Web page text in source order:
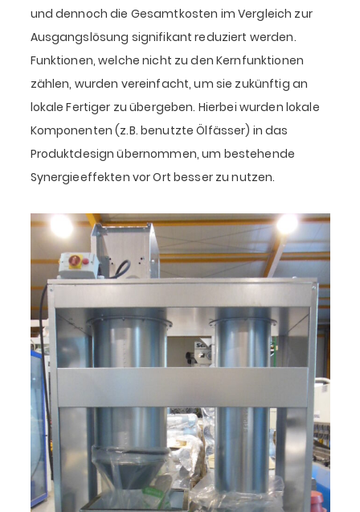
und dennoch die Gesamtkosten im Vergleich zur
Ausgangslösung signifikant reduziert werden.
Funktionen, welche nicht zu den Kernfunktionen
zählen, wurden vereinfacht, um sie zukünftig an
lokale Fertiger zu übergeben. Hierbei wurden lokale
Komponenten (z.B. benutzte Ölfässer) in das
Produktdesign übernommen, um bestehende
Synergieeffekten vor Ort besser zu nutzen.